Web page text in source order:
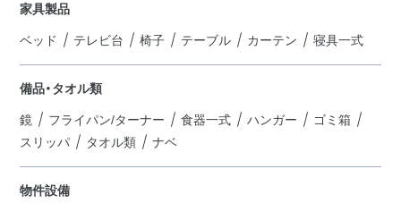
家具製品
ベッド テレビ台 椅子 テーブル カーテン 寝具一式
備品・タオル類
鏡 フライパン/ターナー 食器一式 ハンガー
ゴミ箱
スリッパ
タオル類 ナベ
物件設備